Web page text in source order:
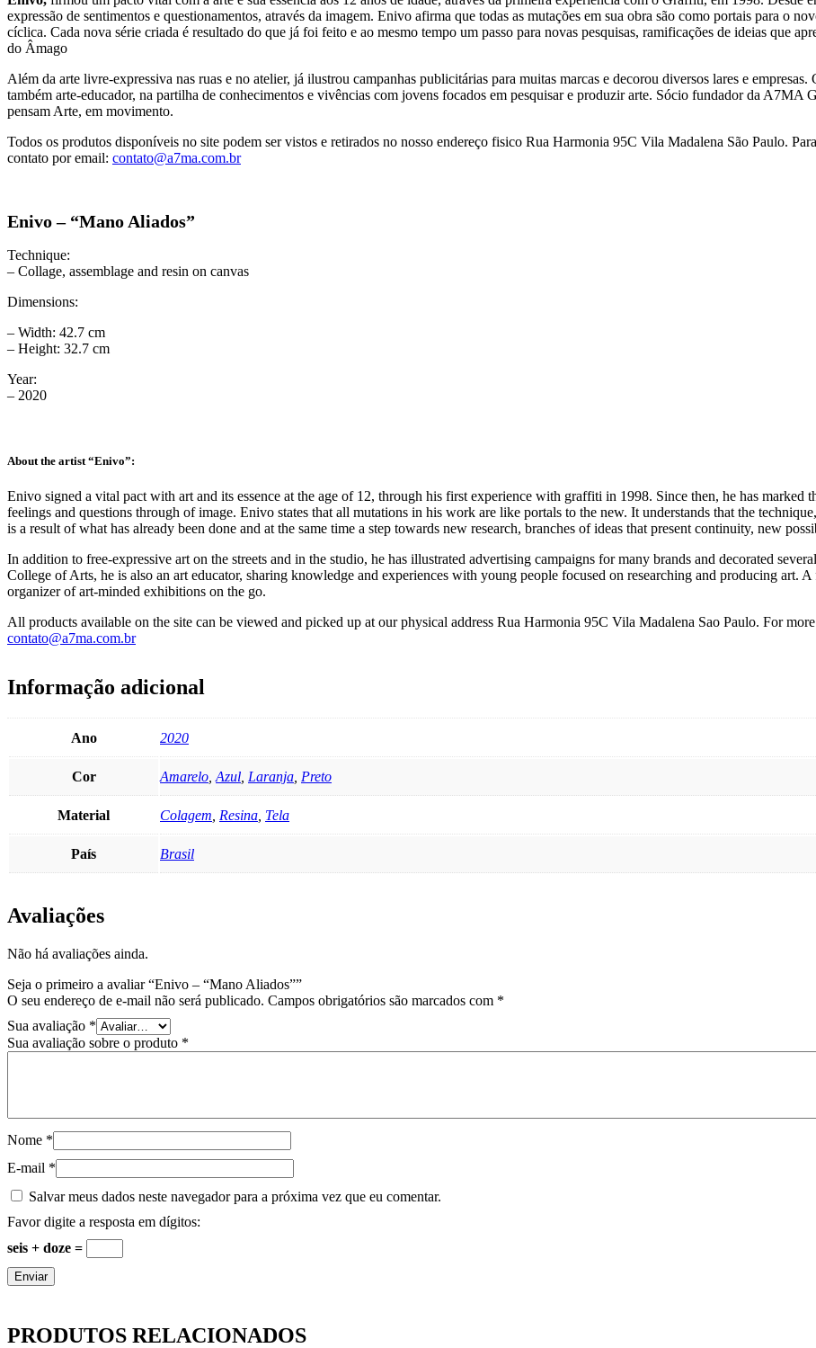
expressão de sentimentos e questionamentos, através da imagem. Enivo afirma que todas as mutações em sua obra são como portais para o
cíclica. Cada nova série criada é resultado do que já foi feito e ao mesmo tempo um passo para novas pesquisas, ramificações de ideias que
do Âmago
Além da arte livre-expressiva nas ruas e no atelier, já ilustrou campanhas publicitárias para muitas marcas e decorou diversos lares e
também arte-educador, na partilha de conhecimentos e vivências com jovens focados em pesquisar e produzir arte. Sócio fundador da A7MA
pensam Arte, em movimento.
Todos os produtos disponíveis no site podem ser vistos e retirados no nosso endereço fisico Rua Harmonia 95C Vila Madalena São Paulo.
contato por email: contato@a7ma.com.br
Enivo – “Mano Aliados”
Technique:
– Collage, assemblage and resin on canvas
Dimensions:
– Width: 42.7 cm
– Height: 32.7 cm
Year:
– 2020
About the artist “Enivo”:
Enivo signed a vital pact with art and its essence at the age of 12, through his first experience with graffiti in 1998. Since then, he has marked
feelings and questions through of image. Enivo states that all mutations in his work are like portals to the new. It understands that the
is a result of what has already been done and at the same time a step towards new research, branches of ideas that present continuity, new
In addition to free-expressive art on the streets and in the studio, he has illustrated advertising campaigns for many brands and decorated
College of Arts, he is also an art educator, sharing knowledge and experiences with young people focused on researching and producing art.
organizer of art-minded exhibitions on the go.
All products available on the site can be viewed and picked up at our physical address Rua Harmonia 95C Vila Madalena Sao Paulo. For
contato@a7ma.com.br
Informação adicional
Ano 2020
Cor Amarelo Azul Laranja Preto
Material Colagem Resina Tela
País Brasil
Avaliações
Não há avaliações ainda.
Seja o primeiro a avaliar “Enivo – “Mano Aliados””
O seu endereço de e-mail não será publicado. Campos obrigatórios são marcados com *
Sua avaliação *
Sua avaliação sobre o produto *
Nome *
E-mail *
Salvar meus dados neste navegador para a próxima vez que eu comentar.
Favor digite a resposta em dígitos:
seis + doze =
PRODUTOS RELACIONADOS